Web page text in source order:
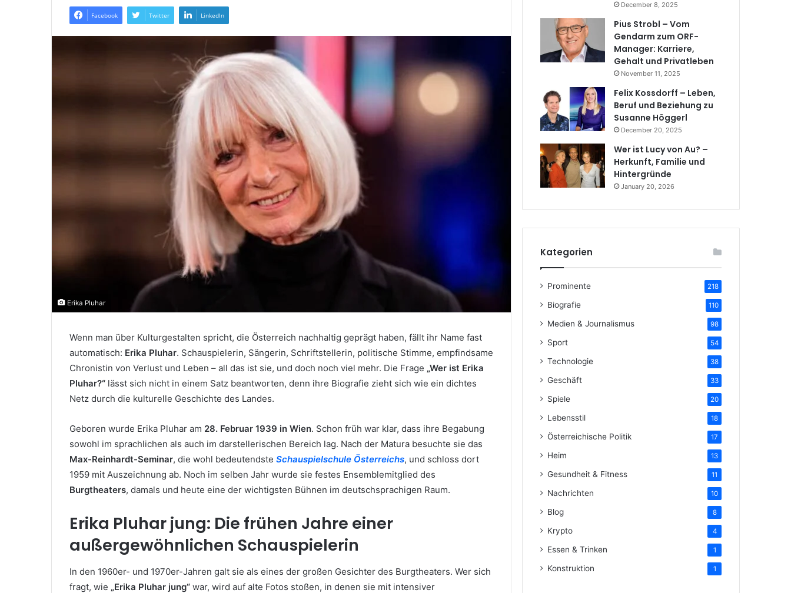
email
Facebook Twitter LinkedIn
Erika Pluhar
Wenn man über Kulturgestalten spricht, die Österreich nachhaltig geprägt haben, fällt ihr Name fast
automatisch: Erika Pluhar. Schauspielerin, Sängerin, Schriftstellerin, politische Stimme, empfindsame
Chronistin von Verlust und Leben – all das ist sie, und doch noch viel mehr. Die Frage „Wer ist Erika
Pluhar?“ lässt sich nicht in einem Satz beantworten, denn ihre Biografie zieht sich wie ein dichtes
Netz durch die kulturelle Geschichte des Landes.
Geboren wurde Erika Pluhar am 28. Februar 1939 in Wien. Schon früh war klar, dass ihre Begabung
sowohl im sprachlichen als auch im darstellerischen Bereich lag. Nach der Matura besuchte sie das
Max-Reinhardt-Seminar, die wohl bedeutendste Schauspielschule Österreichs, und schloss dort
1959 mit Auszeichnung ab. Noch im selben Jahr wurde sie festes Ensemblemitglied des
Burgtheaters, damals und heute eine der wichtigsten Bühnen im deutschsprachigen Raum.
Erika Pluhar jung: Die frühen Jahre einer
außergewöhnlichen Schauspielerin
In den 1960er- und 1970er-Jahren galt sie als eines der großen Gesichter des Burgtheaters. Wer sich
fragt, wie „Erika Pluhar jung“ war, wird auf alte Fotos stoßen, in denen sie mit intensiver
December 8, 2025
Pius Strobl – Vom
Gendarm zum ORF-
Manager: Karriere,
Gehalt und Privatleben
November 11, 2025
Felix Kossdorff – Leben,
Beruf und Beziehung zu
Susanne Höggerl
December 20, 2025
Wer ist Lucy von Au? –
Herkunft, Familie und
Hintergründe
January 20, 2026
Kategorien
Prominente 218
Biografie 110
Medien & Journalismus 98
Sport 54
Technologie 38
Geschäft 33
Spiele 20
Lebensstil 18
Österreichische Politik 17
Heim 13
Gesundheit & Fitness 11
Nachrichten 10
Blog 8
Krypto 4
Essen & Trinken 1
Konstruktion 1